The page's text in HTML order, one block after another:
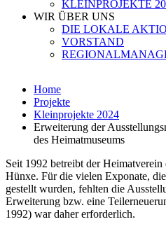
KLEINPROJEKTE
WIR ÜBER UNS
DIE LOKALE
VORSTAND
Home
Projekte
Kleinprojekte 2024
Erweiterung der
des Heimatmuseums
Seit 1992 betreibt der Heimatverein
Hünxe. Für die vielen Exponate,
gestellt wurden, fehlten die
Erweiterung bzw. eine
1992) war daher erforderlich.